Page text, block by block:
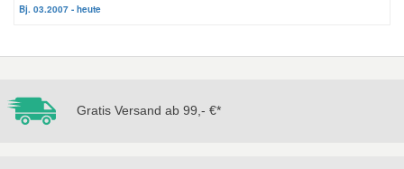
Bj. 03.2007 - heute
Gratis Versand ab 99,- €*
Jeep Ersatzteile
Lancia Ersatzteile